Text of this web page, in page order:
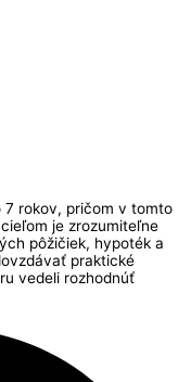
7 rokov, pričom v tomto
je zrozumiteľne
pôžičiek, hypoték a
praktické
vedeli rozhodnúť